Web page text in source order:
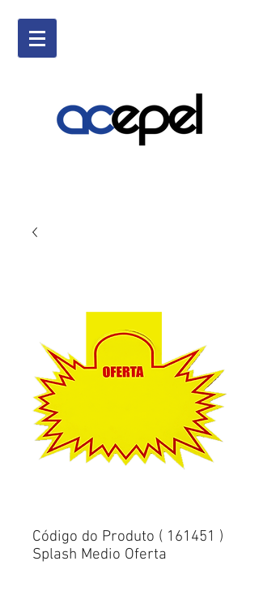
Código do Produto ( 161451 )
Splash Medio Oferta